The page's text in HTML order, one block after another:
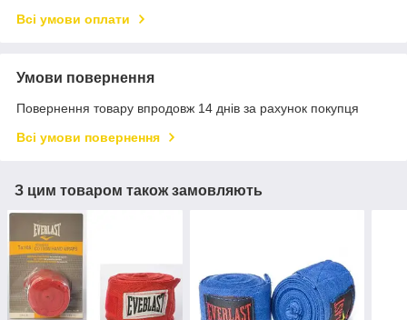
Всі умови оплати
Умови повернення
Повернення товару впродовж 14 днів за рахунок покупця
Всі умови повернення
З цим товаром також замовляють